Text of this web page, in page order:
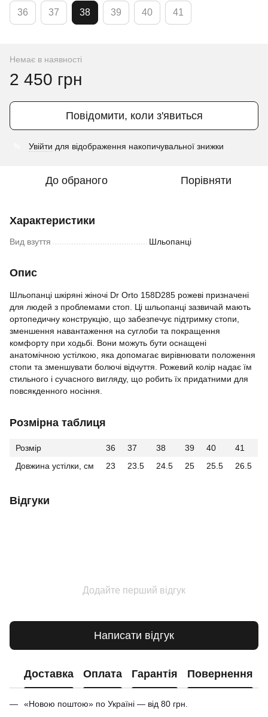
36 37 38 39 40 41
Немає в наявності
2 450 грн
Повідомити, коли з'явиться
Увійти для відображення накопичувальної знижки
До обраного Порівняти
Характеристики
Вид взуття Шльопанці
Опис
Шльопанці шкіряні жіночі Dr Orto 158D285 рожеві призначені
для людей з проблемами стоп. Ці шльопанці зазвичай мають
ортопедичну конструкцію, що забезпечує підтримку стопи,
зменшення навантаження на суглоби та покращення
комфорту при ходьбі. Вони можуть бути оснащені
анатомічною устілкою, яка допомагає вирівнювати положення
стопи та зменшувати болючі відчуття. Рожевий колір надає їм
стильного і сучасного вигляду, що робить їх придатними для
повсякденного носіння.
Розмірна таблиця
Розмір 36 37 38 39 40
41
Довжина устілки, см
23 23.5 24.5 25 25.5 26.5
Відгуки
Додайте перший відгук
Написати відгук
Доставка Оплата Гарантія Повернення
«Новою поштою» по Україні — від 80 грн.